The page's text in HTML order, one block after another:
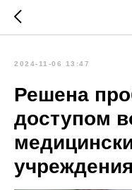
2024-11-06 13:47
Решена
доступом
учреждения